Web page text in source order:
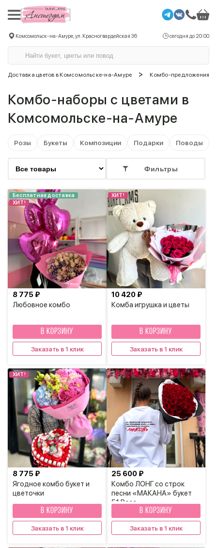
Комсомольск-на-Амуре, ул. Красногвардейская 36 сегодня до 20:00
Доставка цветов в Комсомольске-на-Амуре > Комбо-предложения
Комбо-наборы с цветами в
Комсомольске-на-Амуре
Розы Букеты Композиции Подарки Поводы
Фильтры
Бесплатная доставка
ХИТ!
Любовное комбо
8 775 ₽
В КОРЗИНУ
Заказать в 1 клик
ХИТ!
Комба игрушка и цветы
10 420 ₽
В КОРЗИНУ
Заказать в 1 клик
ХИТ!
Ягодное комбо букет и
цветочки
8 775 ₽
В КОРЗИНУ
Заказать в 1 клик
Комбо ЛОНГ со строк
песни «МАКАНА» букет
51 Роза
25 600 ₽
В КОРЗИНУ
Заказать в 1 клик